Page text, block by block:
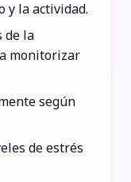
y la actividad.
de la
monitorizar
según
de estrés